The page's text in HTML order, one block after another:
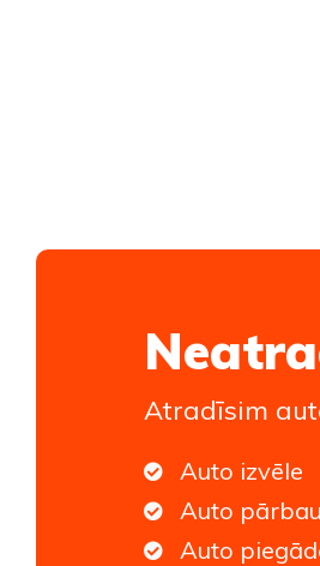
Atradīsim
Auto izvēle
Auto
Auto